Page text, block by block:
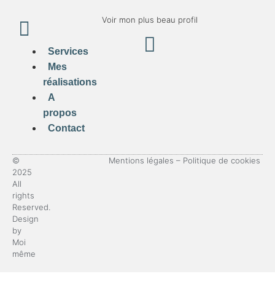
Services
Mes
réalisations
A
propos
Contact
Voir mon plus beau profil
©
2025
All
rights
Reserved.
Design
by
Moi
même
Mentions légales – Politique de cookies